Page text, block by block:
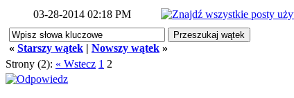
03-28-2014 02:18 PM
« Starszy wątek | Nowszy wątek »
Strony (2): « Wstecz 1 2